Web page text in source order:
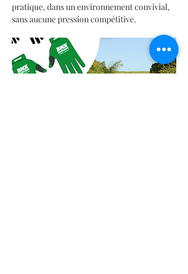
pratique, dans un environnement convivial,
sans aucune pression compétitive.